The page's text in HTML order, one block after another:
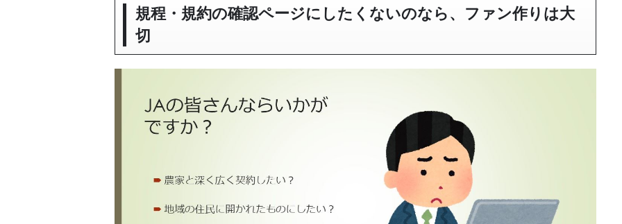
規程・規約の確認ページにしたくないのなら、ファン作りは大
切